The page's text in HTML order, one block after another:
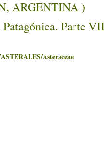
ARGENTINA )
Parte
Asteraceae